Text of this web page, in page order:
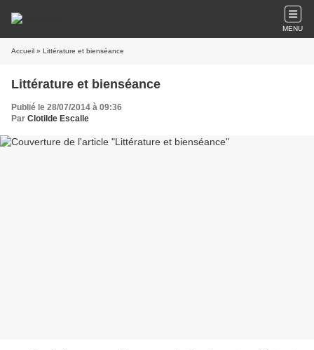
MENU
Accueil » Littérature et bienséance
Littérature et bienséance
Publié le 28/07/2014 à 09:36
Par Clotilde Escalle